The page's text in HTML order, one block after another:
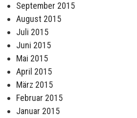
September 2015
August 2015
Juli 2015
Juni 2015
Mai 2015
April 2015
März 2015
Februar 2015
Januar 2015